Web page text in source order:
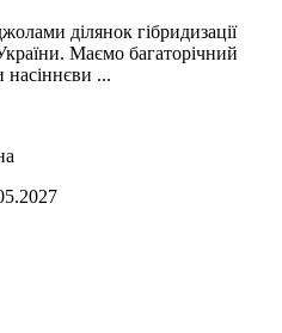
ділянок гібридизації
Маємо багаторічний
насіннєви ...